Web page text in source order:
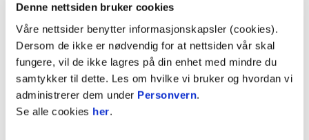
Denne nettsiden bruker cookies
Våre nettsider benytter informasjonskapsler (cookies).
Dersom de ikke er nødvendig for at nettsiden vår skal
fungere, vil de ikke lagres på din enhet med mindre du
samtykker til dette. Les om hvilke vi bruker og hvordan vi
administrerer dem under Personvern.
Se alle cookies her.